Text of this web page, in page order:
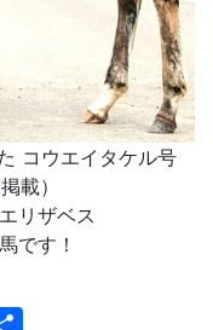
コウエイタケル号
載）
リザベス
です！